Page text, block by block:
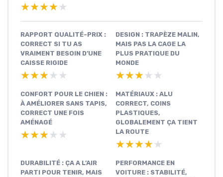
★★★★★
★★★★★
RAPPORT QUALITÉ-PRIX :
CORRECT SI TU AS
VRAIMENT BESOIN D’UNE
CAISSE RIGIDE
★★★★★
★★★★★
DESIGN : TRAPÈZE MALIN,
MAIS PAS LA CAGE LA
PLUS PRATIQUE DU
MONDE
★★★★★
★★★★★
CONFORT POUR LE CHIEN :
À AMÉLIORER SANS TAPIS,
CORRECT UNE FOIS
AMÉNAGÉ
★★★★★
★★★★★
MATÉRIAUX : ALU
CORRECT, COINS
PLASTIQUES,
GLOBALEMENT ÇA TIENT
LA ROUTE
★★★★★
★★★★★
DURABILITÉ : ÇA A L’AIR
PARTI POUR TENIR, MAIS
PERFORMANCE EN
VOITURE : STABILITÉ,